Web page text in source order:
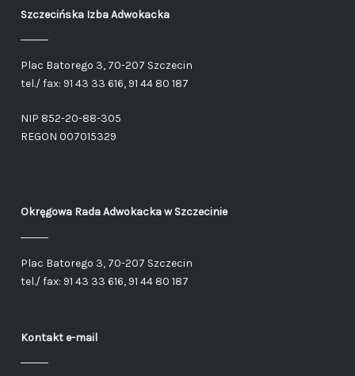
Szczecińska Izba Adwokacka
Plac Batorego 3, 70-207 Szczecin
tel./ fax: 91 43 33 616, 91 44 80 187
NIP 852-20-88-305
REGON 007015329
Okręgowa Rada Adwokackaw Szczecinie
Plac Batorego 3, 70-207 Szczecin
tel./ fax: 91 43 33 616, 91 44 80 187
Kontakt e-mail